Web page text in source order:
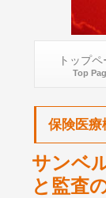
保険医療
サンベ
と監査
トップペ
Top